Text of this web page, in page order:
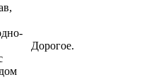
Дорогое.